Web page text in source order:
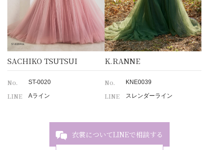
SACHIKO TSUTSUI
No. ST-0020
LINE Aライン
K.RANNE
No. KNE0039
LINE スレンダーライン
衣裳についてLINEで相談する